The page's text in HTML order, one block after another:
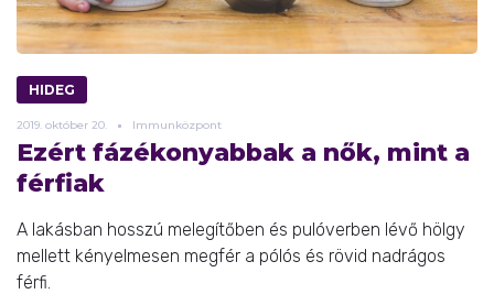
HIDEG
2019. október 20. Immunközpont
Ezért fázékonyabbak a nők, mint a
férfiak
A lakásban hosszú melegítőben és pulóverben lévő hölgy
mellett kényelmesen megfér a pólós és rövid nadrágos
férfi.